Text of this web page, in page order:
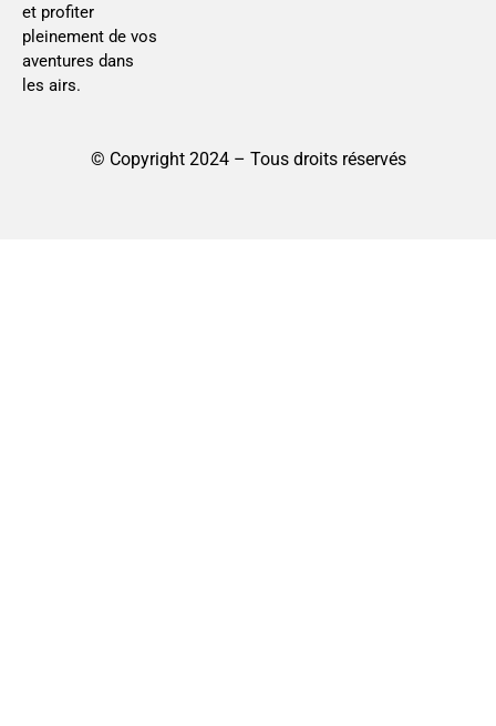
et profiter
pleinement de vos
aventures dans
les airs.
© Copyright 2024 – Tous droits réservés